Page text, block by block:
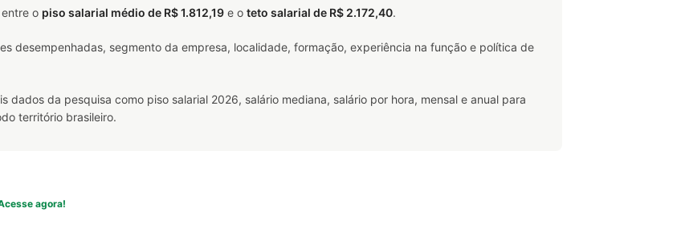
o piso salarial médio de R$ 1.812,19 e o teto salarial de R$ 2.172,40.
desempenhadas, segmento da empresa, localidade, formação, experiência na função e política de
dados da pesquisa como piso salarial 2026, salário mediana, salário por hora, mensal e anual para
território brasileiro.
agora!